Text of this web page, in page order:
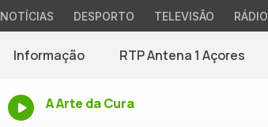
NOTÍCIAS DESPORTO TELEVISÃO RÁDIO
Informação RTP Antena 1 Açores
A Arte da Cura